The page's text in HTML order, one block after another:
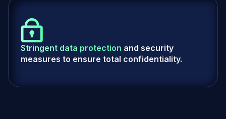
Stringent data protection and security
measures to ensure total confidentiality.